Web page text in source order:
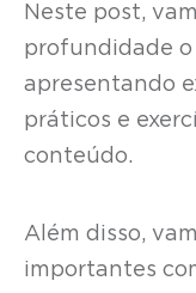
Neste post,
profundidade o
apresentando
práticos e
conteúdo.
Além disso,
importantes